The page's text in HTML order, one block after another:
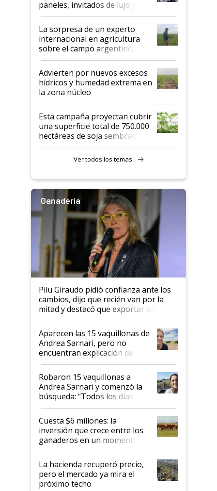
paneles, invitados de lujo y
todas las tendencias
La sorpresa de un experto
internacional en agricultura
sobre el campo argentino:
"Estoy muy impresionado"
Advierten por nuevos excesos
hídricos y humedad extrema en
la zona núcleo
Esta campaña proyectan cubrir
una superficie total de 750.000
hectáreas de soja sembradas
variedades que marcan un
salto tecnológico en genética y
Ver todos los temas
Ganadería
Pilu Giraudo pidió confianza ante los
cambios, dijo que recién van por la
mitad y destacó que exportar dejó de
ser "para unos pocos": "Tenemos un
mandato muy claro del gobierno
nacional"
Aparecen las 15 vaquillonas de
Andrea Sarnari, pero no
encuentran explicación de
cómo llegaron allí
Robaron 15 vaquillonas a
Andrea Sarnari y comenzó la
búsqueda: “Todos los días le
toca a algún productor”
Cuesta $6 millones: la
inversión que crece entre los
ganaderos en un momento
histórico para la actividad
La hacienda recuperó precio,
pero el mercado ya mira el
próximo techo